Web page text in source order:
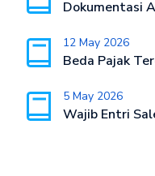
Dokumentasi
12 May 2026
Beda Pajak
5 May 2026
Wajib Entri